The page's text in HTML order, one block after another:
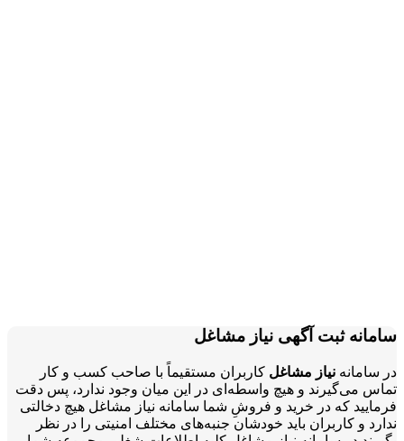
سامانه ثبت آگهی نیاز مشاغل
در سامانه نیاز مشاغلکاربران مستقیماً با صاحب کسب و کار
تماس می‌گیرند و هیچ واسطه‌ای در این میان وجود ندارد، پس دقت
فرمایید که در خرید و فروشِ شما سامانه نیاز مشاغل هیچ دخالتی
ندارد و کاربران باید خودشان جنبه‌های مختلف امنیتی را در نظر